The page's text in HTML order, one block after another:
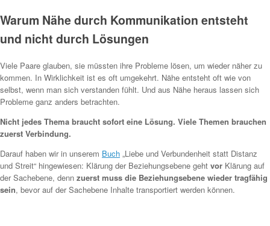
Warum Nähe durch Kommunikation entsteht
und nicht durch Lösungen
Viele Paare glauben, sie müssten ihre Probleme lösen, um wieder näher zu
kommen. In Wirklichkeit ist es oft umgekehrt. Nähe entsteht oft wie von
selbst, wenn man sich verstanden fühlt. Und aus Nähe heraus lassen sich
Probleme ganz anders betrachten.
Nicht jedes Thema braucht sofort eine Lösung. Viele Themen brauchen
zuerst Verbindung.
Darauf haben wir in unserem Buch „Liebe und Verbundenheit statt Distanz
und Streit“ hingewiesen: Klärung der Beziehungsebene geht vor Klärung auf
der Sachebene, denn zuerst muss die Beziehungsebene wieder tragfähig
sein, bevor auf der Sachebene Inhalte transportiert werden können.